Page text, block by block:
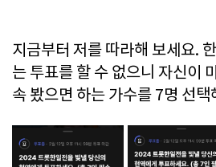
지금부터 저를 따라해 보세요.
는 투표를 할 수 없으니 자신이
속 봤으면 하는 가수를 7명 선택